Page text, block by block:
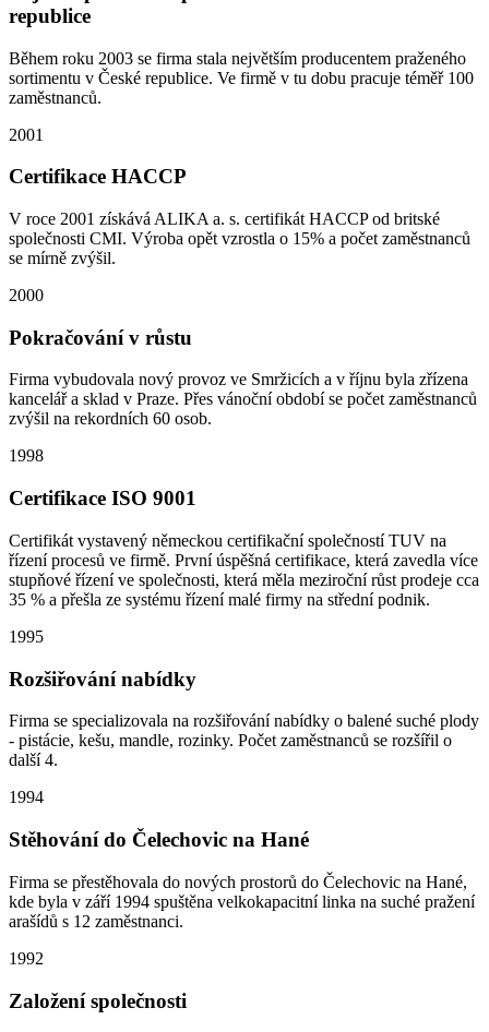
republice
Během roku 2003 se firma stala největším producentem praženého
sortimentu v České republice. Ve firmě v tu dobu pracuje téměř 100
zaměstnanců.
2001
Certifikace HACCP
V roce 2001 získává ALIKA a. s. certifikát HACCP od britské
společnosti CMI. Výroba opět vzrostla o 15% a počet zaměstnanců
se mírně zvýšil.
2000
Pokračování v růstu
Firma vybudovala nový provoz ve Smržicích a v říjnu byla zřízena
kancelář a sklad v Praze. Přes vánoční období se počet zaměstnanců
zvýšil na rekordních 60 osob.
1998
Certifikace ISO 9001
Certifikát vystavený německou certifikační společností TUV na
řízení procesů ve firmě. První úspěšná certifikace, která zavedla více
stupňové řízení ve společnosti, která měla meziroční růst prodeje cca
35 % a přešla ze systému řízení malé firmy na střední podnik.
1995
Rozšiřování nabídky
Firma se specializovala na rozšiřování nabídky o balené suché plody
- pistácie, kešu, mandle, rozinky. Počet zaměstnanců se rozšířil o
další 4.
1994
Stěhování do Čelechovic na Hané
Firma se přestěhovala do nových prostorů do Čelechovic na Hané,
kde byla v září 1994 spuštěna velkokapacitní linka na suché pražení
arašídů s 12 zaměstnanci.
1992
Založení společnosti